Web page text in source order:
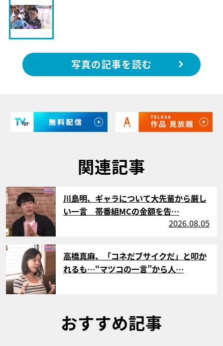
写真の記事を読む
関連記事
サムネイル
川島明、ギャラについて大先輩から厳し
い一言 帯番組MCの金額を告…
2026.08.05
サムネイル
高橋真麻、「コネだブサイクだ」と叩か
れるも…“マツコの一言”から人…
おすすめ記事